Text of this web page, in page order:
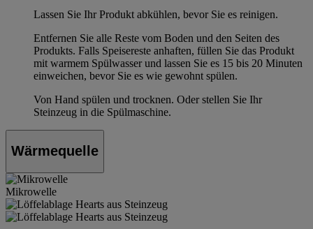
Lassen Sie Ihr Produkt abkühlen, bevor Sie es reinigen.
Entfernen Sie alle Reste vom Boden und den Seiten des
Produkts. Falls Speisereste anhaften, füllen Sie das Produkt
mit warmem Spülwasser und lassen Sie es 15 bis 20 Minuten
einweichen, bevor Sie es wie gewohnt spülen.
Von Hand spülen und trocknen. Oder stellen Sie Ihr
Steinzeug in die Spülmaschine.
Wärmequelle
Mikrowelle